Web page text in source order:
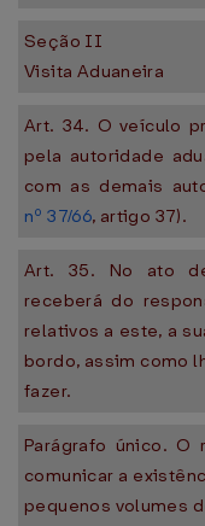
Seção II
Visita Aduaneira
Art. 34. O veículo
pela autoridade
com as demais
nº 37/66, artigo 37).
Art. 35. No ato
receberá do
relativos a este, a
bordo, assim como
fazer.
Parágrafo único. O
comunicar a
pequenos volumes